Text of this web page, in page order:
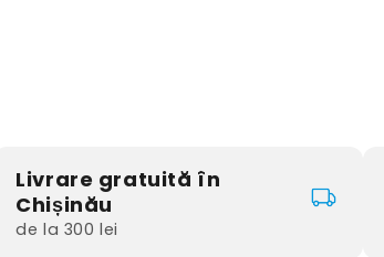
Livrare gratuită în
Chișinău
de la 300 lei